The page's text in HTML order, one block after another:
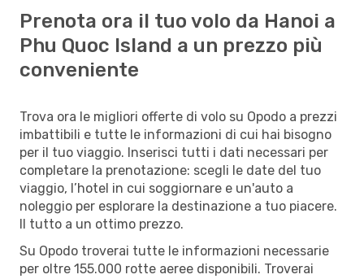
Prenota ora il tuo volo da Hanoi a
Phu Quoc Island a un prezzo più
conveniente
Trova ora le migliori offerte di volo su Opodo a prezzi
imbattibili e tutte le informazioni di cui hai bisogno
per il tuo viaggio. Inserisci tutti i dati necessari per
completare la prenotazione: scegli le date del tuo
viaggio, l’hotel in cui soggiornare e un'auto a
noleggio per esplorare la destinazione a tuo piacere.
Il tutto a un ottimo prezzo.
Su Opodo troverai tutte le informazioni necessarie
per oltre 155.000 rotte aeree disponibili. Troverai